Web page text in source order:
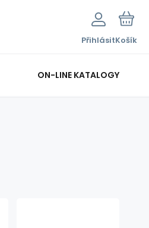
PřihlásitKošík
ON-LINE KATALOGY